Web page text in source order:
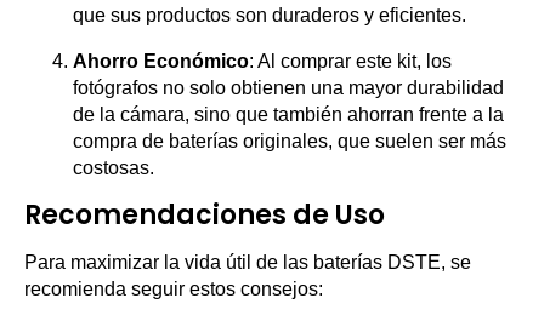
que sus productos son duraderos y eficientes.
Ahorro Económico: Al comprar este kit, los
fotógrafos no solo obtienen una mayor durabilidad
de la cámara, sino que también ahorran frente a la
compra de baterías originales, que suelen ser más
costosas.
Recomendaciones de Uso
Para maximizar la vida útil de las baterías DSTE, se
recomienda seguir estos consejos: